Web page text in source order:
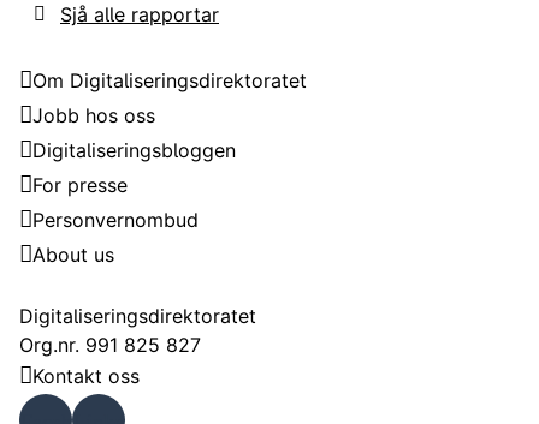
endringa.
Sjå alle rapportar
Om Digitaliseringsdirektoratet
Jobb hos oss
Digitaliseringsbloggen
For presse
Personvernombud
About us
Digitaliseringsdirektoratet
Org.nr. 991 825 827
Kontakt oss